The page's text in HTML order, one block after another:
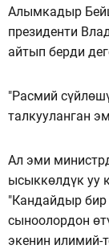
Алымкадыр
президенти
айтып берди
"Расмий
талкууланган
Ал эми
ысыккөлдүк уу
"Кандайдыр бир
сыноолордон
экенин илимий-